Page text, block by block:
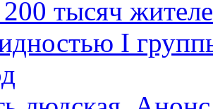
200 тысяч
I